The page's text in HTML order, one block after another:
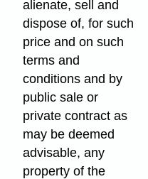
alienate, sell and
dispose of, for such
price and on such
terms and
conditions and by
public sale or
private contract as
may be deemed
advisable, any
property of the